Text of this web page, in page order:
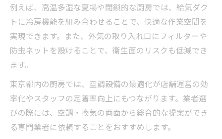
例えば、高温多湿な夏場や閉鎖的な厨房では、給気ダク
トに冷房機能を組み合わせることで、快適な作業空間を
実現できます。また、外気の取り入れ口にフィルターや
防虫ネットを設けることで、衛生面のリスクも低減でき
ます。
東京都内の厨房では、空調設備の最適化が店舗運営の効
率化やスタッフの定着率向上にもつながります。業者選
びの際には、空調・換気の両面から総合的な提案ができ
る専門業者に依頼することをおすすめします。